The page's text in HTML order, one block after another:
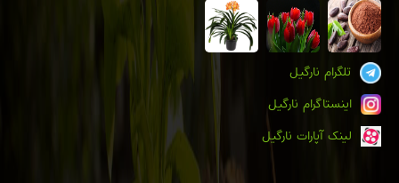
تلگرام نارگیل
اینستاگرام نارگیل
لینک آپارات نارگیل